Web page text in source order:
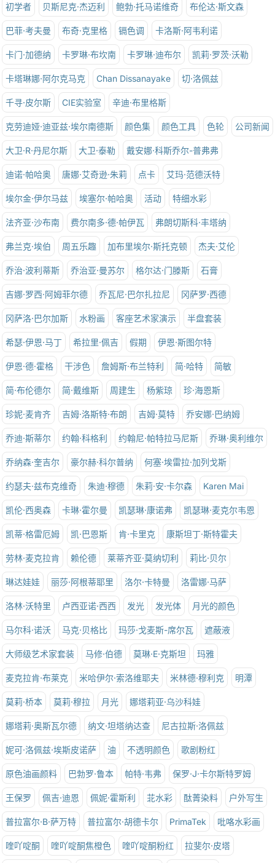
初学者 贝斯尼克·杰迈利 鲍勃·托马诺维奇 布伦达·斯文森
巴菲·考夫曼 布奇·克里格 镉色调 卡洛斯·阿韦利诺
卡门·加德纳 卡罗琳·布坎南 卡罗琳·迪布尔 凯莉·罗茨·沃勒
卡塔琳娜·阿尔克马克 Chan Dissanayake 切·洛佩兹
千寻·皮尔斯 CIE实验室 辛迪·布里格斯
克劳迪娅·迪亚兹·埃尔南德斯 颜色集 颜色工具 色轮 公司新闻
大卫·R·丹尼尔斯 大卫·泰勒 戴安娜·科斯乔尔-普弗弗
迪诺·帕哈奥 唐娜·艾奇逊·朱莉 点卡 艾玛·范德沃特
埃尔金·伊尔马兹 埃塞尔·帕哈奥 活动 特细水彩
法齐亚·沙布南 费尔南多·德·帕伊瓦 弗朗切斯科·丰塔纳
弗兰克·埃伯 周五乐趣 加布里埃尔·斯托克顿 杰夫·艾伦
乔治·波利蒂斯 乔治亚·曼苏尔 格尔达·门滕斯 石膏
吉娜·罗西·阿姆菲尔德 乔瓦尼·巴尔扎拉尼 冈萨罗·西德
冈萨洛·巴尔加斯 水粉画 客座艺术家演示 半盘套装
希瑟·伊恩·马丁 希拉里·佩吉 假期 伊恩·斯图尔特
伊恩·德·霍格 干涉色 詹姆斯·布兰特利 简·哈特 简敏
简·布伦德尔 简·戴维斯 周建生 杨紫琼 珍·海恩斯
珍妮·麦肯齐 吉姆·洛斯特·布朗 吉姆·莫特 乔安娜·巴纳姆
乔迪·斯蒂尔 约翰·科格利 约翰尼·帕特拉马尼斯 乔琳·奥利维尔
乔纳森·奎吉尔 豪尔赫·科尔普纳 何塞·埃雷拉·加列戈斯
约瑟夫·兹布克维奇 朱迪·穆德 朱莉·安·卡尔森 Karen Mai
凯伦·西奥森 卡琳·霍尔曼 凯瑟琳·康诺弗 凯瑟琳·麦克尔韦恩
凯蒂·格雷厄姆 凯·巴恩斯 肯·卡里克 康斯坦丁·斯特霍夫
劳林·麦克拉肯 赖伦德 莱蒂齐亚·莫纳切利 莉比·贝尔
琳达娃娃 丽莎·阿根蒂耶里 洛尔·卡特曼 洛雷娜·马萨
洛林·沃特里 卢西亚诺·西西 发光 发光体 月光的颜色
马尔科·诺沃 马克·贝格比 玛莎·戈麦斯-席尔瓦 遮蔽液
大师级艺术家套装 马修·伯德 莫琳·E·克斯坦 玛雅
麦克拉肯·布莱克 米哈伊尔·索洛维耶夫 米林德·穆利克 明潭
莫莉·桥本 莫莉·穆拉 月光 娜塔莉亚·乌沙科娃
娜塔莉·奥斯瓦尔德 纳文·坦塔纳达查 尼古拉斯·洛佩兹
妮可·洛佩兹·埃斯皮诺萨 油 不透明颜色 歌剧粉红
原色油画颜料 巴勃罗·鲁本 帕特·韦弗 保罗·J·卡尔斯特罗姆
王保罗 佩吉·迪恩 佩妮·霍斯利 苝水彩 酞菁染料 户外写生
普拉富尔·B·萨万特 普拉富尔·胡德卡尔 PrimaTek 吡咯水彩画
喹吖啶酮 喹吖啶酮焦橙色 喹吖啶酮粉红 拉斐尔·皮塔